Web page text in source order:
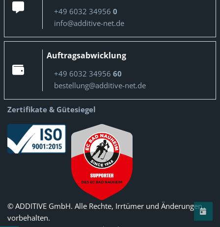
+49 6032 34956 0
info@additive-net.de
Auftragsabwicklung
+49 6032 34956 60
bestellung@additive-net.de
Zertifikate & Gütesiegel
© ADDITIVE GmbH. Alle Rechte, Irrtümer und Änderungen
vorbehalten.